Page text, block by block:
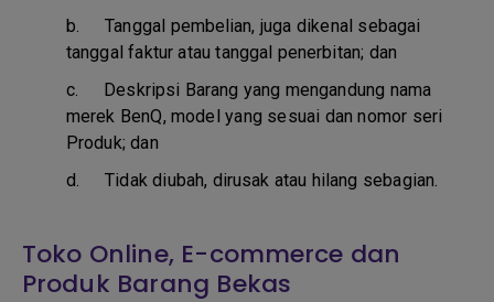
b. Tanggal pembelian, juga dikenal sebagai
tanggal faktur atau tanggal penerbitan; dan
c. Deskripsi Barang yang mengandung nama
merek BenQ, model yang sesuai dan nomor seri
Produk; dan
d.Tidak diubah, dirusak atau hilang sebagian.
Toko Online, E-commerce dan
Produk Barang Bekas